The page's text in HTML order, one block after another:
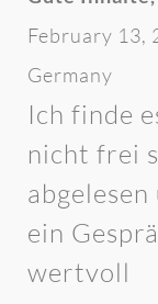
February 13,
Germany
Ich finde
nicht frei
ein
wertvoll